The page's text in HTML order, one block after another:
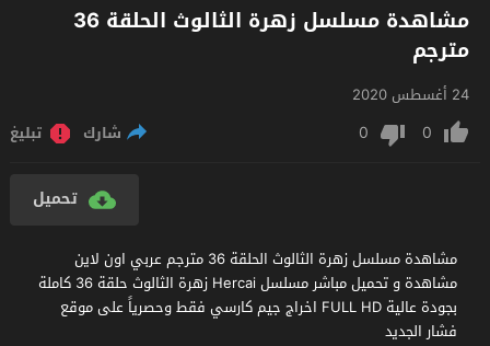
مشاهدة مسلسل زهرة الثالوث الحلقة 36
مترجم
24 أغسطس 2020
0
0 شارك تبليغ
تحميل
مشاهدة مسلسل زهرة الثالوث الحلقة 36 مترجم عربي اون لاين
مشاهدة و تحميل مباشر مسلسل Hercai زهرة الثالوث حلقة 36 كاملة
بجودة عالية FULL HD اخراج جيم كارسي فقط وحصرياً على موقع
فشار الجديد